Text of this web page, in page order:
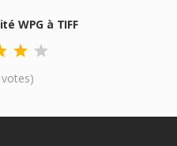
WPG à TIFF
votes)